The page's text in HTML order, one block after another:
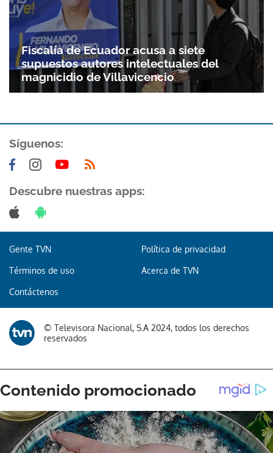
Fiscalía de Ecuador acusa a siete
supuestos autores intelectuales del
magnicidio de Villavicencio
Síguenos:
Descubre nuestras apps:
Gente TVN Política de privacidad
Términos de uso Acerca de TVN
Contáctenos
© Televisora Nacional, S.A 2024, todos los derechos
reservados